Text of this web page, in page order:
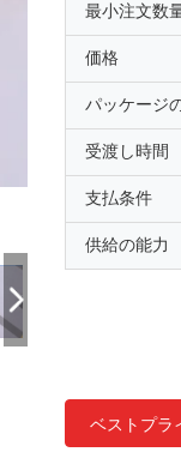
最小注文数
価格
パッケージ
受渡し時間
支払条件
供給の能力
ベストプラ